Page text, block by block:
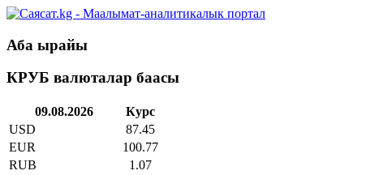
Аба ырайы
КРУБ валюталар баасы
09.08.2026
Курс
USD
87.45
EUR
100.77
RUB
1.07